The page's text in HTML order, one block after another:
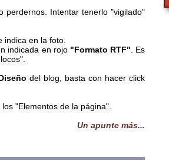
perdernos. Intentar tenerlo "vigilado"
indica en la foto.
indicada en rojo "Formato RTF" . Es
del blog, basta con hacer click
"Elementos de la página".
Un apunte más...